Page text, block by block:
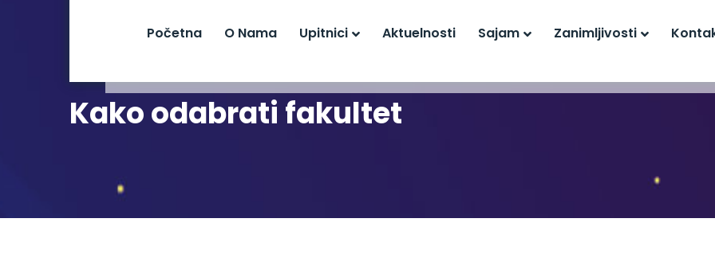
Početna O Nama Upitnici Aktuelnosti Sajam Zanimljivosti
Kako odabrati fakultet